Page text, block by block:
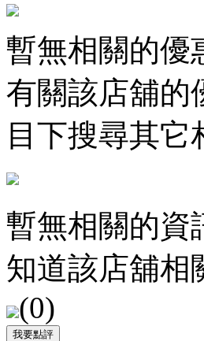
暫無相關的優
有關該店舖的
目下搜尋其它
暫無相關的資
知道該店舖相
(0)